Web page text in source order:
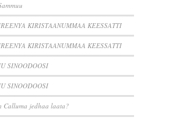
KIRISTAANUMMAA KEESSATTI
KIRISTAANUMMAA KEESSATTI
SINOODOOSI
SINOODOOSI
Calluma jedhaa laata?